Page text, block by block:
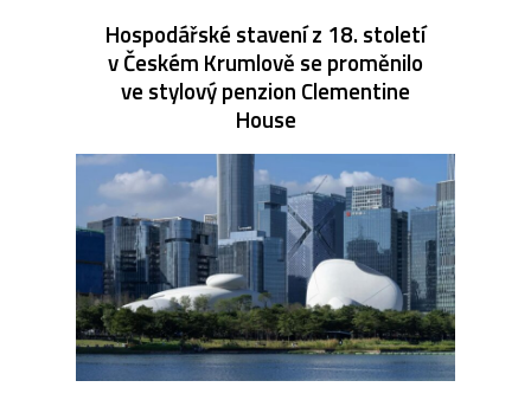
Hospodářské stavení z 18. století
v Českém Krumlově se proměnilo
ve stylový penzion Clementine
House